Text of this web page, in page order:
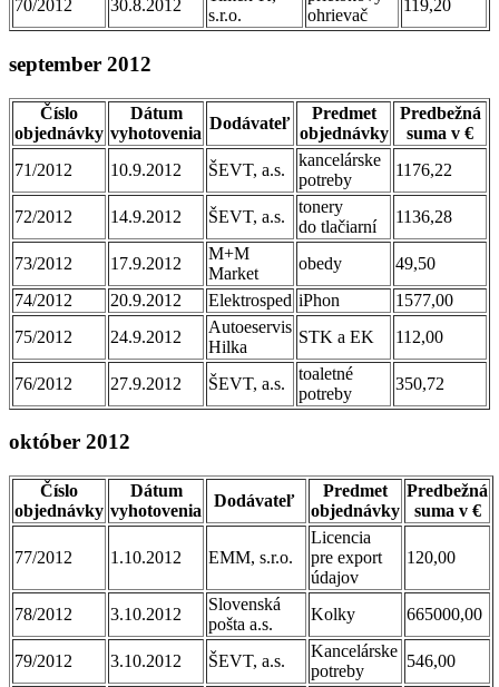
70/2012 30.8.2012
s.r.o.
ohrievač
119,20
september 2012
Číslo
objednávky
Dátum
vyhotovenia
Dodávateľ
Predmet
objednávky
Predbežná
suma v €
71/2012
10.9.2012 ŠEVT, a.s.
kancelárske
potreby
1176,22
72/2012 14.9.2012 ŠEVT, a.s.
tonery
do tlačiarní
1136,28
73/2012 17.9.2012
M+M
Market
obedy
49,50
74/2012
20.9.2012 Elektrosped iPhon
1577,00
75/2012
24.9.2012
Autoeservis
Hilka
STK a EK 112,00
76/2012 27.9.2012 ŠEVT, a.s.
toaletné
potreby
350,72
október 2012
Číslo
objednávky
Dátum
vyhotovenia
Dodávateľ
Predmet
objednávky
Predbežná
suma v €
77/2012 1.10.2012 EMM, s.r.o.
Licencia
pre export
údajov
120,00
78/2012 3.10.2012
Slovenská
pošta a.s.
Kolky 665000,00
79/2012 3.10.2012 ŠEVT, a.s.
Kancelárske
potreby
546,00